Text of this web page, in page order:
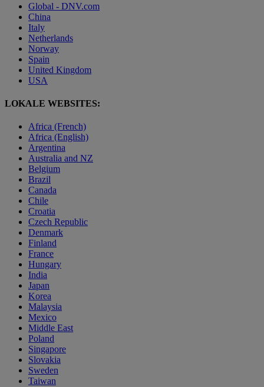
Global - DNV.com
China
Italy
Netherlands
Norway
Spain
United Kingdom
USA
LOKALE WEBSITES:
Africa (French)
Africa (English)
Argentina
Australia and NZ
Belgium
Brazil
Canada
Chile
Croatia
Czech Republic
Denmark
Finland
France
Hungary
India
Japan
Korea
Malaysia
Mexico
Middle East
Poland
Singapore
Slovakia
Sweden
Taiwan